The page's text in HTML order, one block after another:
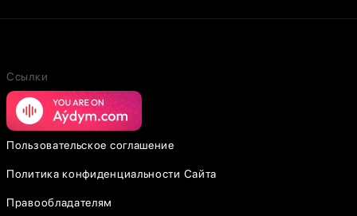
Ссылки
Пользовательское соглашение
Политика конфиденциальности Сайта
Правообладателям